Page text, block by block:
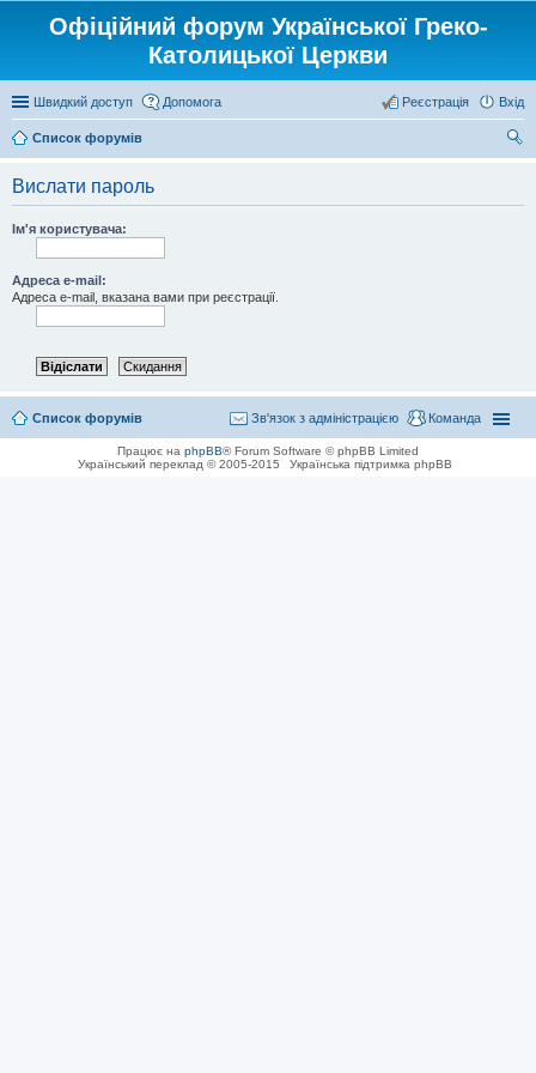
Офіційний форум Української Греко-
Католицької Церкви
Швидкий доступ Допомога Вхід
Реєстрація
Список форумів
Вислати пароль
Ім'я користувача:
Адреса e-mail:
Адреса e-mail, вказана вами при реєстрації.
Список форумів Команда
Зв'язок з адміністрацією
Працює на phpBB® Forum Software © phpBB Limited
Український переклад © 2005-2015
Українська підтримка phpBB